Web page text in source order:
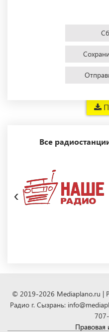
Все
‹
© 2019-2026 Mediaplano.ru |
Радио г. Сызрань: